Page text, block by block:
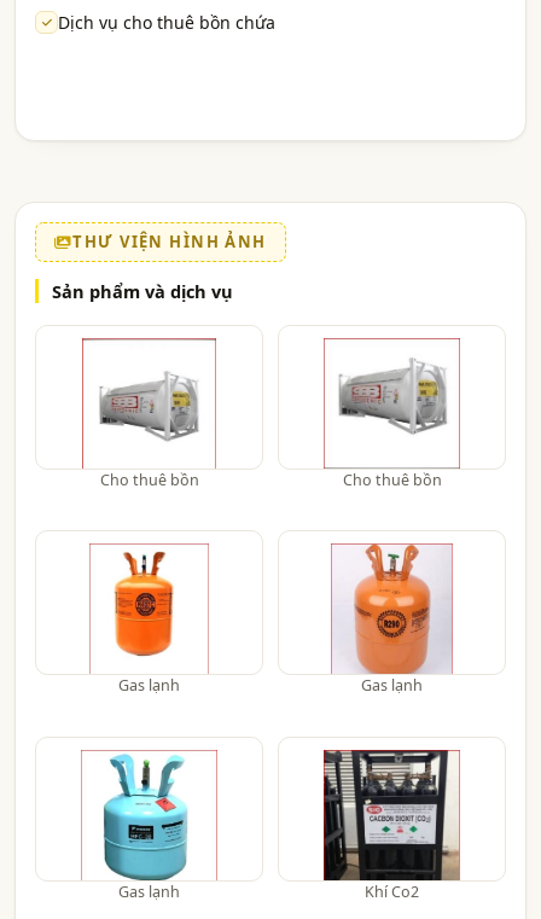
Dịch vụ cho thuê bồn chứa
THƯ VIỆN HÌNH ẢNH
Sản phẩm và dịch vụ
Cho thuê bồn Cho thuê bồn
Gas lạnh Gas lạnh
Gas lạnh Khí Co2